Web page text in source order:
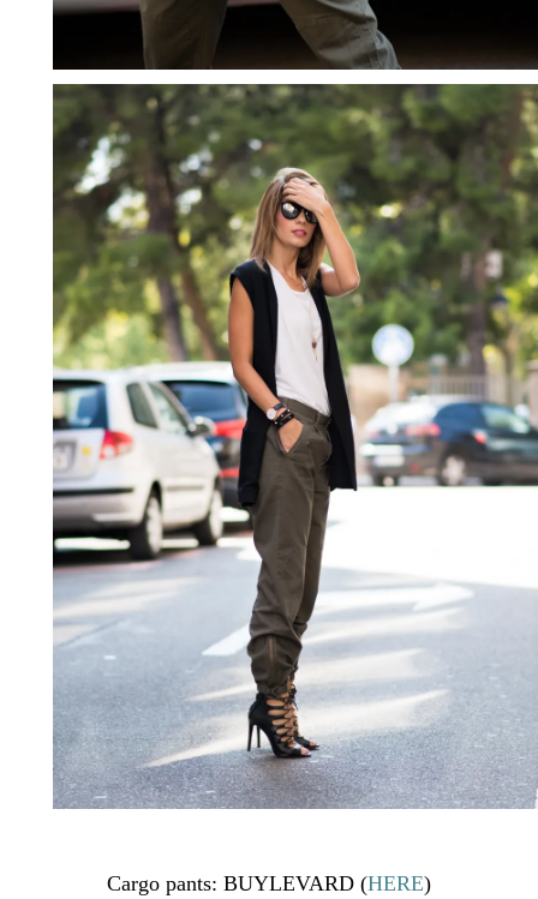
Cargo pants: BUYLEVARD (HERE)